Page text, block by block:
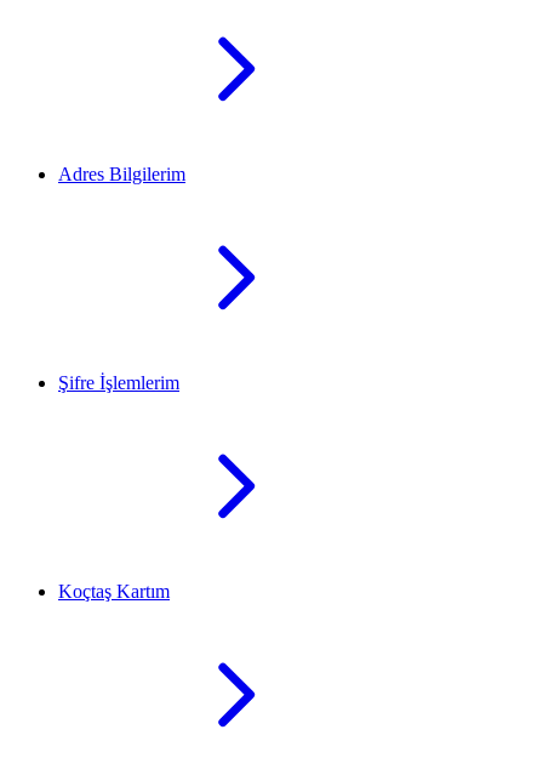
Adres Bilgilerim
Şifre İşlemlerim
Koçtaş Kartım